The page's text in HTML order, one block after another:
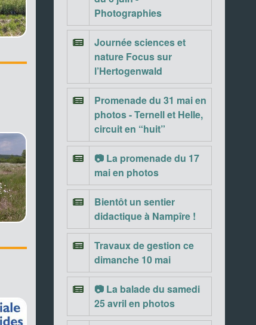
Photographies
Journée sciences et
nature Focus sur
l’Hertogenwald
Promenade du 31 mai en
photos - Ternell et Helle,
circuit en “huit”
📷 La promenade du 17
mai en photos
Bientôt un sentier
didactique à Nampîre !
Travaux de gestion ce
dimanche 10 mai
📷 La balade du samedi
25 avril en photos